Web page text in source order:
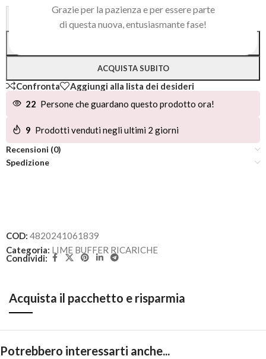
Grazie per la pazienza e per essere parte
di questa nuova, entusiasmante fase!
ACQUISTA SUBITO
Alternative:
Confronta
Aggiungi alla lista dei desideri
22 Persone che guardano questo prodotto ora!
9 Prodotti venduti negli ultimi 2 giorni
Recensioni (0)
Spedizione
COD: 4820241061839
Categoria: LIME BUFFER RICARICHE
Condividi:
Acquista il pacchetto e risparmia
Potrebbero interessarti anche...